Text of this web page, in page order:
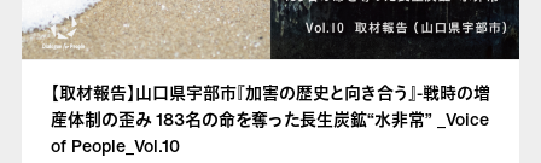
【取材報告】山口県宇部市『加害の歴史と向き合う』-戦時の増
産体制の歪み 183名の命を奪った長生炭鉱“水非常” _Voice
of People_Vol.10